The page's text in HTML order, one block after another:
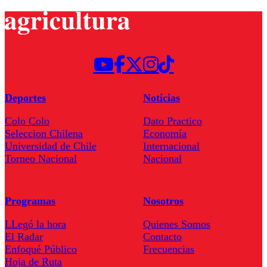
Deportes
Colo Colo
Seleccion Chilena
Universidad de Chile
Torneo Nacional
Noticias
Dato Practico
Economía
Internacional
Nacional
Programas
LLegó la hora
El Radar
Enfoqué Público
Hoja de Ruta
Nosotros
Quienes Somos
Contacto
Frecuencias